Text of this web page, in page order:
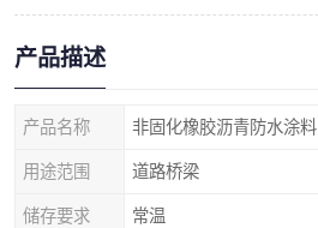
产品描述
产品名称 非固化橡胶沥青防水涂料
用途范围 道路桥梁
储存要求 常温